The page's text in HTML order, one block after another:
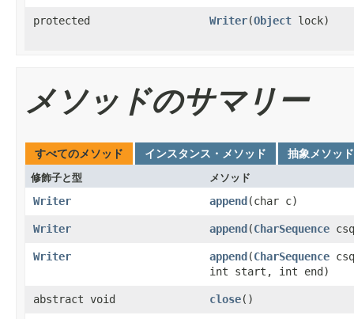
protected Writer(Object lock)
メソッドのサマリー
すべてのメソッド インスタンス・メソッド 抽象メソッド
修飾子と型 メソッド
Writer append(char c)
Writer append(CharSequence
Writer append(CharSequence
int start, int end)
abstract void close()